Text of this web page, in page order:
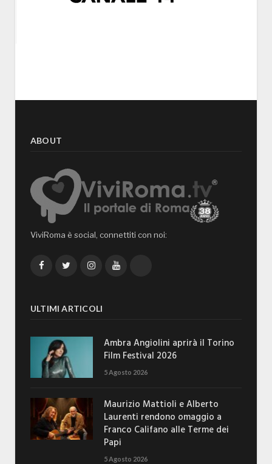
ABOUT
ViviRoma è social, connettiti con noi:
FacebookTwitterInstagramYouTube
ULTIMI ARTICOLI
Ambra Angiolini aprirà il Torino
Film Festival 2026
5 Agosto 2026
Maurizio Mattioli e Alberto
Laurenti rendono omaggio a
Franco Califano alle Terme dei
Papi
5 Agosto 2026